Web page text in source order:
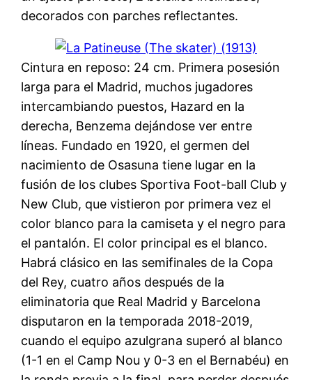
decorados con parches reflectantes.
Cintura en reposo: 24 cm. Primera posesión
larga para el Madrid, muchos jugadores
intercambiando puestos, Hazard en la
derecha, Benzema dejándose ver entre
líneas. Fundado en 1920, el germen del
nacimiento de Osasuna tiene lugar en la
fusión de los clubes Sportiva Foot-ball Club y
New Club, que vistieron por primera vez el
color blanco para la camiseta y el negro para
el pantalón. El color principal es el blanco.
Habrá clásico en las semifinales de la Copa
del Rey, cuatro años después de la
eliminatoria que Real Madrid y Barcelona
disputaron en la temporada 2018-2019,
cuando el equipo azulgrana superó al blanco
(1-1 en el Camp Nou y 0-3 en el Bernabéu) en